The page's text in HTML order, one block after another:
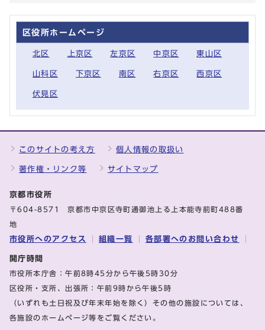
区役所ホームページ
北区 上京区 左京区 中京区 東山区
山科区 下京区 南区 右京区 西京区
伏見区
このサイトの考え方 個人情報の取扱い
著作権・リンク等 サイトマップ
京都市役所
〒604-8571 京都市中京区寺町通御池上る上本能寺前町488番
地
市役所へのアクセス 組織一覧 各部署へのお問い合わせ
開庁時間
市役所本庁舎：午前8時45分から午後5時30分
区役所・支所、出張所：午前9時から午後5時
（いずれも土日祝及び年末年始を除く）その他の施設については、
各施設のホームページ等をご覧ください。